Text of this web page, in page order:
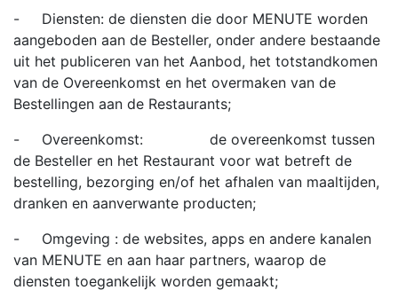
- Diensten: de diensten die door MENUTE worden
aangeboden aan de Besteller, onder andere bestaande
uit het publiceren van het Aanbod, het totstandkomen
van de Overeenkomst en het overmaken van de
Bestellingen aan de Restaurants;
- Overeenkomst: de overeenkomst tussen
de Besteller en het Restaurant voor wat betreft de
bestelling, bezorging en/of het afhalen van maaltijden,
dranken en aanverwante producten;
- Omgeving : de websites, apps en andere kanalen
van MENUTE en aan haar partners, waarop de
diensten toegankelijk worden gemaakt;